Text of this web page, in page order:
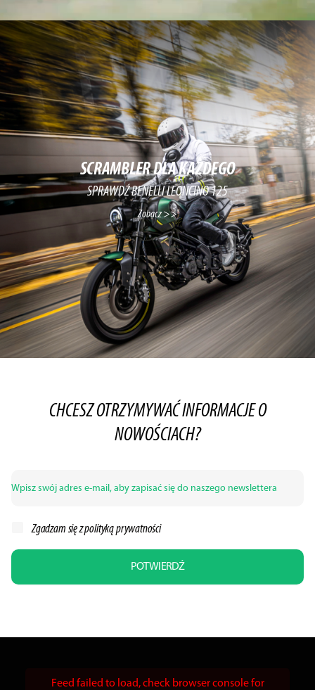
SCRAMBLER DLA KAŻDEGO
SPRAWDŹ BENELLI LEONCINO 125
Zobacz >>
CHCESZ OTRZYMYWAĆ INFORMACJE O
NOWOŚCIACH?
Zgadzam się zpolityką prywatności
POTWIERDŹ
Feed failed to load, check browser console for